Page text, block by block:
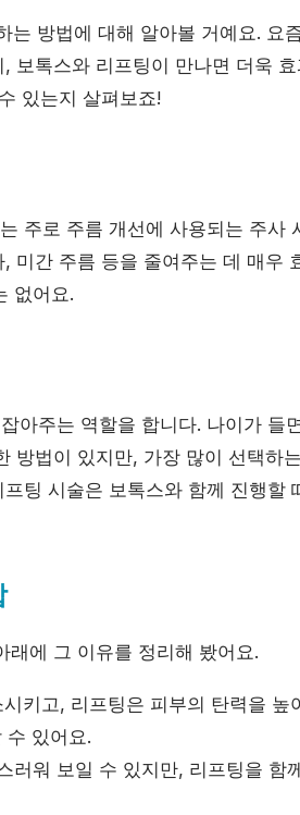
는 방법에 대해 알아볼 거예요. 요
보톡스와 리프팅이 만나면 더욱
있는지 살펴보죠!
주로 주름 개선에 사용되는 주사
미간 주름 등을 줄여주는 데 매우
없어요.
아주는 역할을 합니다. 나이가 들
방법이 있지만, 가장 많이 선택하
팅 시술은 보톡스와 함께 진행할
래에 그 이유를 정리해 봤어요.
키고, 리프팅은 피부의 탄력을 높
수 있어요.
러워 보일 수 있지만, 리프팅을 함